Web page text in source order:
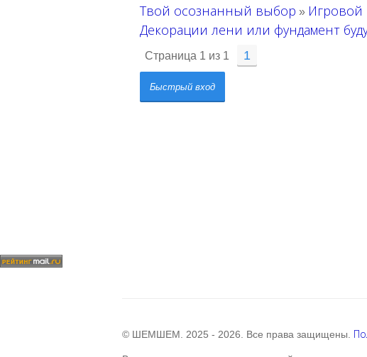
Твой осознанный выбор »
Декорации лени или фундамент
Страница 1 из 1 1
© ШЕМШЕМ. 2025 - 2026. Все права защищены.